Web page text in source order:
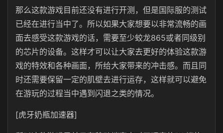
那么这款游戏目前还没有进行开测，但是国际服的测试
已经在进行当中了。所以如果大家想要以非常流畅的画
面去感受这款游戏的话，需要至少蛟龙865或者同级别
的芯片的设备。这样才可以让大家去更好的体验这款游
戏的特效和各种画面，所给大家带来的冲击感。而且同
时还需要保留一定的肌壁去进行运存，这样就可以避免
在游玩的过程当中遇到闪退之类的情况。
[虎牙奶瓶加速器]